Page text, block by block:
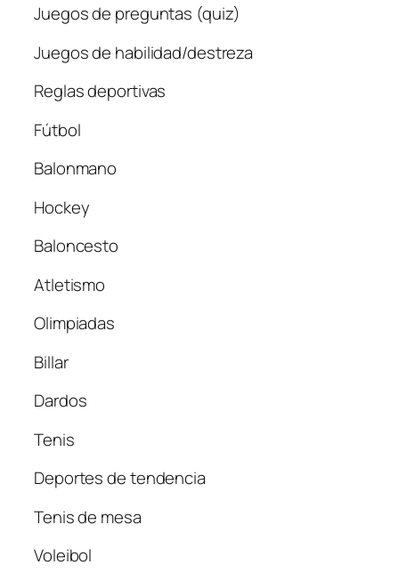
Juegos de preguntas (quiz)
Juegos de habilidad/destreza
Reglas deportivas
Fútbol
Balonmano
Hockey
Baloncesto
Atletismo
Olimpiadas
Billar
Dardos
Tenis
Deportes de tendencia
Tenis de mesa
Voleibol